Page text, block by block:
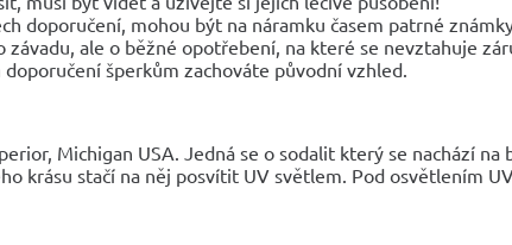
doporučení, mohou být na náramku časem patrné
závadu, ale o běžné opotřebení, na které se nevztahuje
šperkům zachováte původní vzhled.
Michigan USA. Jedná se o sodalit který se nachází
krásu stačí na něj posvítit UV světlem. Pod osvětlením